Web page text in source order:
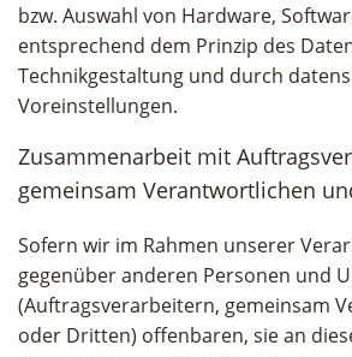
bzw. Auswahl von Hardware,
entsprechend dem Prinzip des
Technikgestaltung und durch
Voreinstellungen.
Zusammenarbeit mit
gemeinsam Verantwortlichen
Sofern wir im Rahmen unserer
gegenüber anderen Personen und
(Auftragsverarbeitern, gemeinsam
oder Dritten) offenbaren, sie an